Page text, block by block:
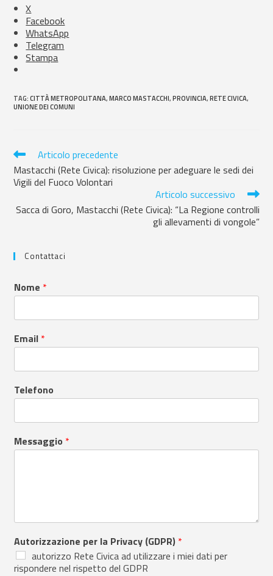
X
Facebook
WhatsApp
Telegram
Stampa
TAG:CITTÀ METROPOLITANA, MARCO MASTACCHI, PROVINCIA, RETE CIVICA,
UNIONE DEI COMUNI
Articolo precedente
Mastacchi (Rete Civica): risoluzione per adeguare le sedi dei
Vigili del Fuoco Volontari
Articolo successivo
Sacca di Goro, Mastacchi (Rete Civica): “La Regione controlli
gli allevamenti di vongole”
Contattaci
Nome *
Email *
Telefono
Messaggio *
Autorizzazione per la Privacy (GDPR) *
autorizzo Rete Civica ad utilizzare i miei dati per
rispondere nel rispetto del GDPR